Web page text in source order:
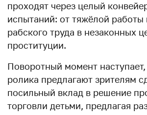
проходят через целый
испытаний: от тяжёлой работы
рабского труда в незаконных
проституции.
Поворотный момент наступает,
ролика предлагают зрителям
посильный вклад в решение
торговли детьми, предлагая